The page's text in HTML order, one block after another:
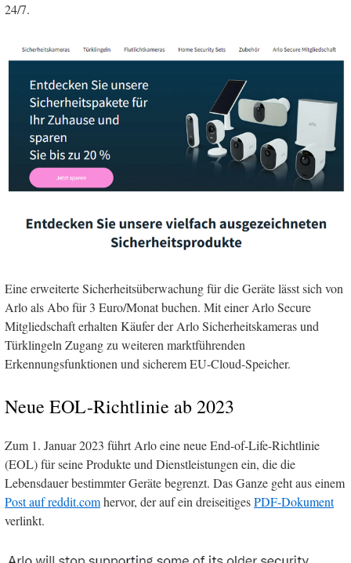
24/7.
Eine erweiterte Sicherheitsüberwachung für die Geräte lässt sich von
Arlo als Abo für 3 Euro/Monat buchen. Mit einer Arlo Secure
Mitgliedschaft erhalten Käufer der Arlo Sicherheitskameras und
Türklingeln Zugang zu weiteren marktführenden
Erkennungsfunktionen und sicherem EU-Cloud-Speicher.
Neue EOL-Richtlinie ab 2023
Zum 1. Januar 2023 führt Arlo eine neue End-of-Life-Richtlinie
(EOL) für seine Produkte und Dienstleistungen ein, die die
Lebensdauer bestimmter Geräte begrenzt. Das Ganze geht aus einem
Post auf reddit.comhervor, der auf ein dreiseitigesPDF-Dokument
verlinkt.